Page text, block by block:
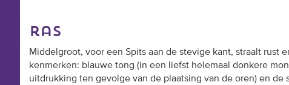
ras
Middelgroot, voor een Spits aan de stevige kant, straalt rust
kenmerken: blauwe tong (in een liefst helemaal donkere
uitdrukking ten gevolge van de plaatsing van de oren) en